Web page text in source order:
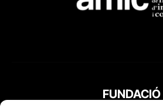
FUNDACIÓ